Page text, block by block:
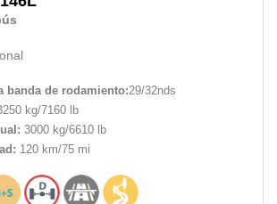
banda de rodamiento:29/32nds
kg/7160 lb
3000 kg/6610 lb
120 km/75 mi